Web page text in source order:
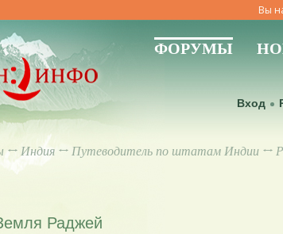
Вы
ФОРУМЫ
Вход
↔ Индия ↔ Путеводитель по штатам Индии ↔
Раджей